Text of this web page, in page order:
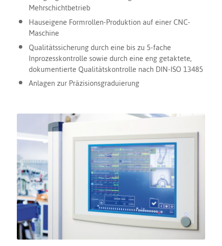
Mehrschichtbetrieb
Hauseigene Formrollen-Produktion auf einer CNC-
Maschine
Qualitätssicherung durch eine bis zu 5-fache
Inprozesskontrolle sowie durch eine eng getaktete,
dokumentierte Qualitätskontrolle nach DIN-ISO 13485
Anlagen zur Präzisionsgraduierung